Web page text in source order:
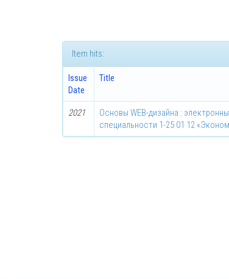
Item hits:
Issue
Date
Title
2021
Основы WEB-дизайна :
специальности 1-25 01 12